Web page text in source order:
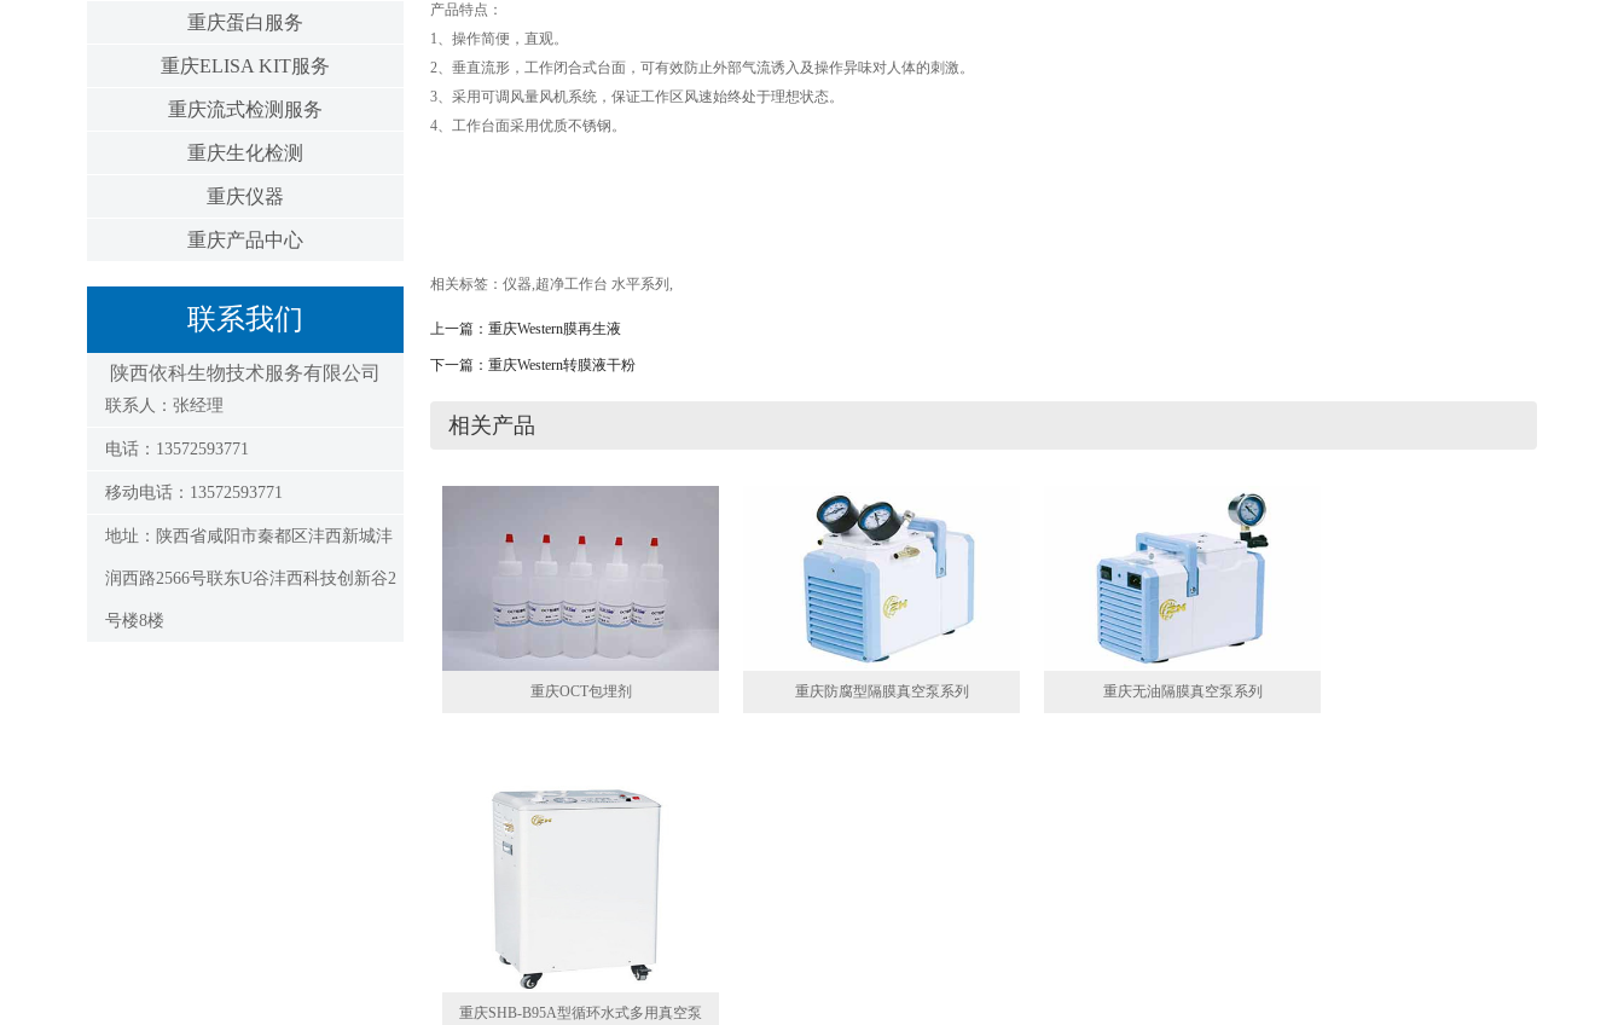
重庆蛋白服务
重庆ELISA KIT服务
重庆流式检测服务
重庆生化检测
重庆仪器
重庆产品中心
联系我们
陕西依科生物技术服务有限公司
联系人：张经理
电话：13572593771
移动电话：13572593771
地址：陕西省咸阳市秦都区沣西新城沣
润西路2566号联东U谷沣西科技创新谷2
号楼8楼
产品特点：
1、操作简便，直观。
2、垂直流形，工作闭合式台面，可有效防止外部气流诱入及操作异味对人体的刺激。
3、采用可调风量风机系统，保证工作区风速始终处于理想状态。
4、工作台面采用优质不锈钢。
相关标签： 仪器,超净工作台 水平系列 ,
上一篇： 重庆Western膜再生液
下一篇： 重庆Western转膜液干粉
相关产品
重庆OCT包埋剂 重庆防腐型隔膜真空泵系列 重庆无油隔膜真空泵系列
重庆SHB-B95A型循环水式多用真空泵